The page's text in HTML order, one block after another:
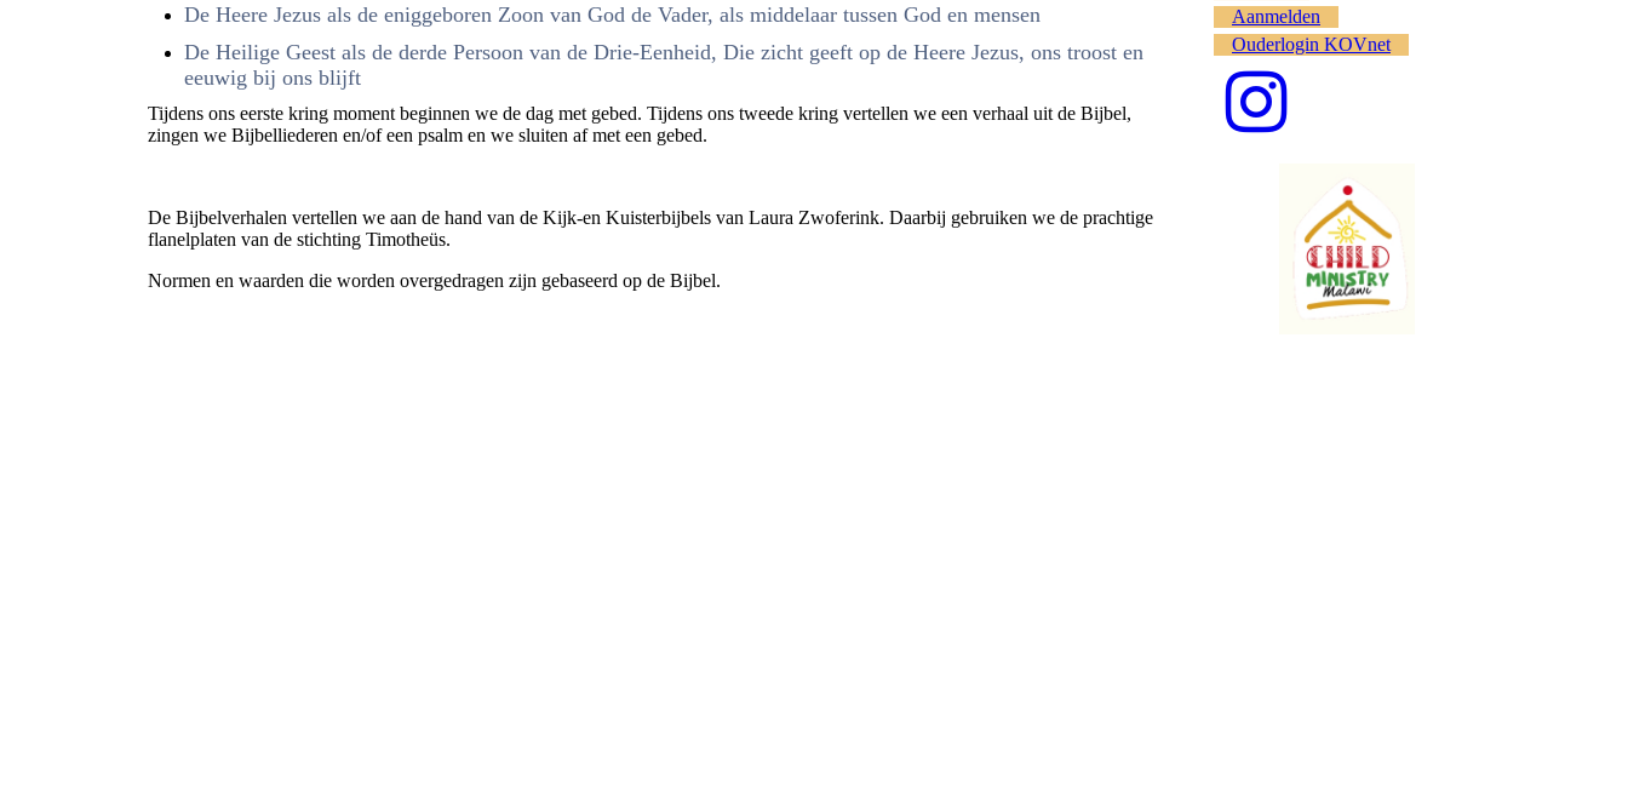
De Heere Jezus als de eniggeboren Zoon van God de Vader, als middelaar tussen God en mensen
De Heilige Geest als de derde Persoon van de Drie-Eenheid, Die zicht geeft op de Heere Jezus, ons troost en
eeuwig bij ons blijft
Tijdens ons eerste kring moment beginnen we de dag met gebed. Tijdens ons tweede kring vertellen we een verhaal uit de Bijbel,
zingen we Bijbelliederen en/of een psalm en we sluiten af met een gebed.
De Bijbelverhalen vertellen we aan de hand van de Kijk-en Kuisterbijbels van Laura Zwoferink. Daarbij gebruiken we de prachtige
flanelplaten van de stichting Timotheüs.
Normen en waarden die worden overgedragen zijn gebaseerd op de Bijbel.
Aanmelden
Ouderlogin KOVnet